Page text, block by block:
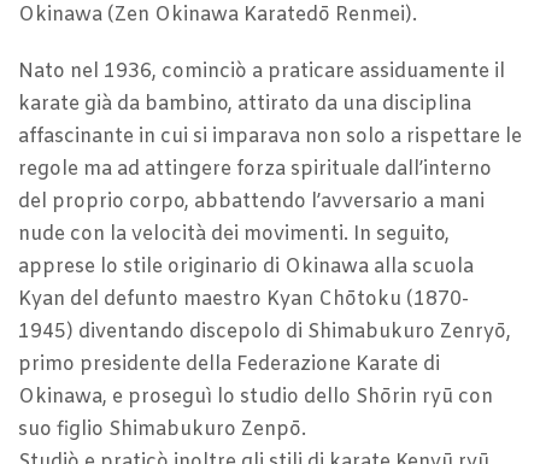
Okinawa (Zen Okinawa Karatedō Renmei).
Nato nel 1936, cominciò a praticare assiduamente il
karate già da bambino, attirato da una disciplina
affascinante in cui si imparava non solo a rispettare le
regole ma ad attingere forza spirituale dall’interno
del proprio corpo, abbattendo l’avversario a mani
nude con la velocità dei movimenti. In seguito,
apprese lo stile originario di Okinawa alla scuola
Kyan del defunto maestro Kyan Chōtoku (1870-
1945) diventando discepolo di Shimabukuro Zenryō,
primo presidente della Federazione Karate di
Okinawa, e proseguì lo studio dello Shōrin ryū con
suo figlio Shimabukuro Zenpō.